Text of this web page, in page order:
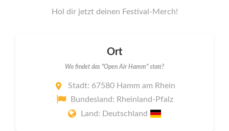
Hol dir jetzt deinen Festival-Merch!
Ort
Wo findet das "Open Air Hamm" statt?
Stadt: 67580 Hamm am Rhein
Bundesland: Rheinland-Pfalz
Land: Deutschland